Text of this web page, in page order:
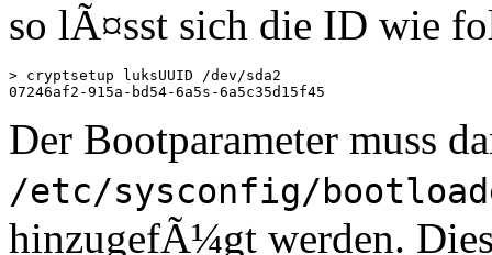
so lÃ¤sst sich die ID wie
> cryptsetup luksUUID /dev/sda2
Der Bootparameter muss
/etc/sysconfig/
hinzugefÃ¼gt werden.